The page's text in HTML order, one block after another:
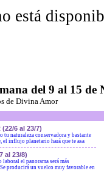
está
del 9 al 15 de
de Divina Amor
(22/6 al 23/7)
tu naturaleza conservadora y bastante
el influjo planetario hará que te asa
al 23/8)
laboral el panorama será más
producirá un vuelco muy favorable en